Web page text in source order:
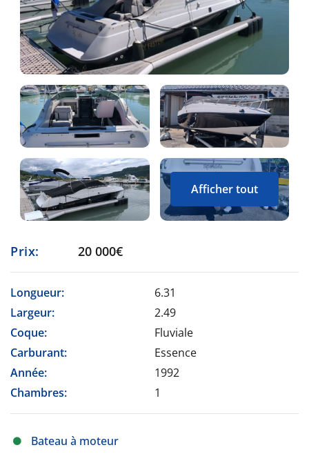
Afficher tout
Prix: 20 000€
Longueur:
6.31
Largeur:
2.49
Coque:
Fluviale
Carburant:
Essence
Année:
1992
Chambres:
1
Bateau à moteur